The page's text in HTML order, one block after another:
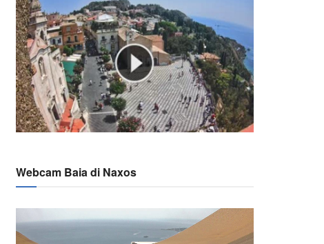
Webcam Baia di Naxos